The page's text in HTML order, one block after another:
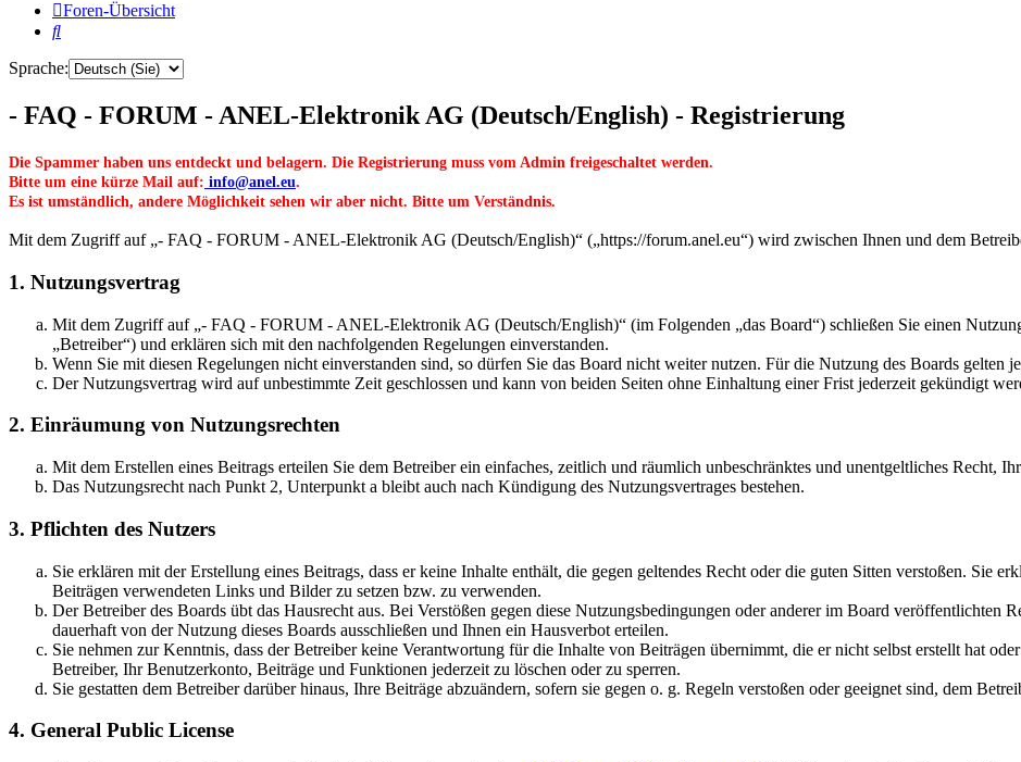
Foren-Übersicht
Suche
Sprache:
- FAQ - FORUM - ANEL-Elektronik AG (Deutsch/English) - Registrierung
Die Spammer haben uns entdeckt und belagern. Die Registrierung muss vom Admin freigeschaltet werden.
Bitte um eine kürze Mail auf: info@anel.eu.
Es ist umständlich, andere Möglichkeit sehen wir aber nicht. Bitte um Verständnis.
Mit dem Zugriff auf „- FAQ - FORUM - ANEL-Elektronik AG (Deutsch/English)“ („https://forum.anel.eu“) wird zwischen Ihnen und dem
1. Nutzungsvertrag
Mit dem Zugriff auf „- FAQ - FORUM - ANEL-Elektronik AG (Deutsch/English)“ (im Folgenden „das Board“) schließen Sie einen
„Betreiber“) und erklären sich mit den nachfolgenden Regelungen einverstanden.
Wenn Sie mit diesen Regelungen nicht einverstanden sind, so dürfen Sie das Board nicht weiter nutzen. Für die Nutzung des Boards gelten
Der Nutzungsvertrag wird auf unbestimmte Zeit geschlossen und kann von beiden Seiten ohne Einhaltung einer Frist jederzeit gekündigt
2. Einräumung von Nutzungsrechten
Mit dem Erstellen eines Beitrags erteilen Sie dem Betreiber ein einfaches, zeitlich und räumlich unbeschränktes und unentgeltliches Recht,
Das Nutzungsrecht nach Punkt 2, Unterpunkt a bleibt auch nach Kündigung des Nutzungsvertrages bestehen.
3. Pflichten des Nutzers
Sie erklären mit der Erstellung eines Beitrags, dass er keine Inhalte enthält, die gegen geltendes Recht oder die guten Sitten verstoßen. Sie
Beiträgen verwendeten Links und Bilder zu setzen bzw. zu verwenden.
Der Betreiber des Boards übt das Hausrecht aus. Bei Verstößen gegen diese Nutzungsbedingungen oder anderer im Board veröffentlichten
dauerhaft von der Nutzung dieses Boards ausschließen und Ihnen ein Hausverbot erteilen.
Sie nehmen zur Kenntnis, dass der Betreiber keine Verantwortung für die Inhalte von Beiträgen übernimmt, die er nicht selbst erstellt hat
Betreiber, Ihr Benutzerkonto, Beiträge und Funktionen jederzeit zu löschen oder zu sperren.
Sie gestatten dem Betreiber darüber hinaus, Ihre Beiträge abzuändern, sofern sie gegen o. g. Regeln verstoßen oder geeignet sind, dem
4. General Public License